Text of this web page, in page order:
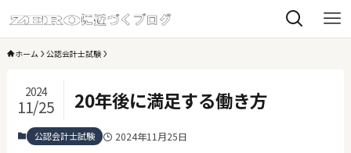
ホーム 公認会計士試験
20年後に満足する働き方
2024
11/25
公認会計士試験 2024年11月25日